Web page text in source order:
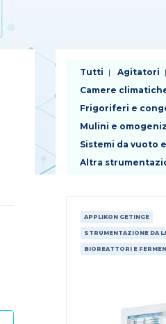
Tutti Agitatori
Camere
Frigoriferi e
Mulini e
Sistemi da vuoto
Altra
APPLIKON GETINGE
STRUMENTAZIONE DA
BIOREATTORI E